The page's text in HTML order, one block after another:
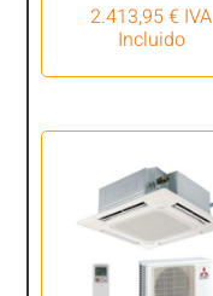
2.413,95€ IVA
Incluido